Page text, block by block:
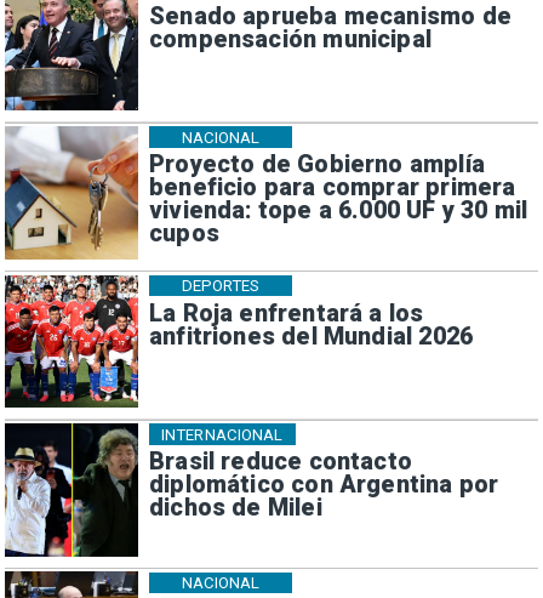
Senado aprueba mecanismo de
compensación municipal
Proyecto de Gobierno amplía
beneficio para comprar primera
vivienda: tope a 6.000 UF y 30 mil
cupos
NACIONAL
La Roja enfrentará a los
anfitriones del Mundial 2026
DEPORTES
Brasil reduce contacto
diplomático con Argentina por
dichos de Milei
INTERNACIONAL
NACIONAL